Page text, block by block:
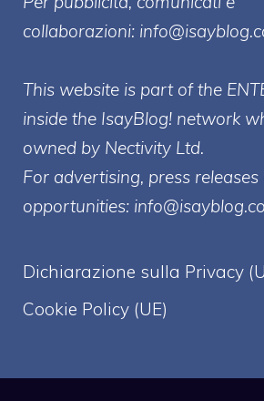
collaborazioni:
This website is part of the
inside the IsayBlog! network
owned by Nectivity Ltd.
For advertising, press
opportunities:
Dichiarazione sulla Privacy
Cookie Policy (UE)